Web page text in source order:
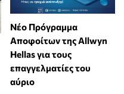
Νέο Πρόγραμμα
Αποφοίτων της Allwyn
Hellas για τους
επαγγελματίες του
αύριο